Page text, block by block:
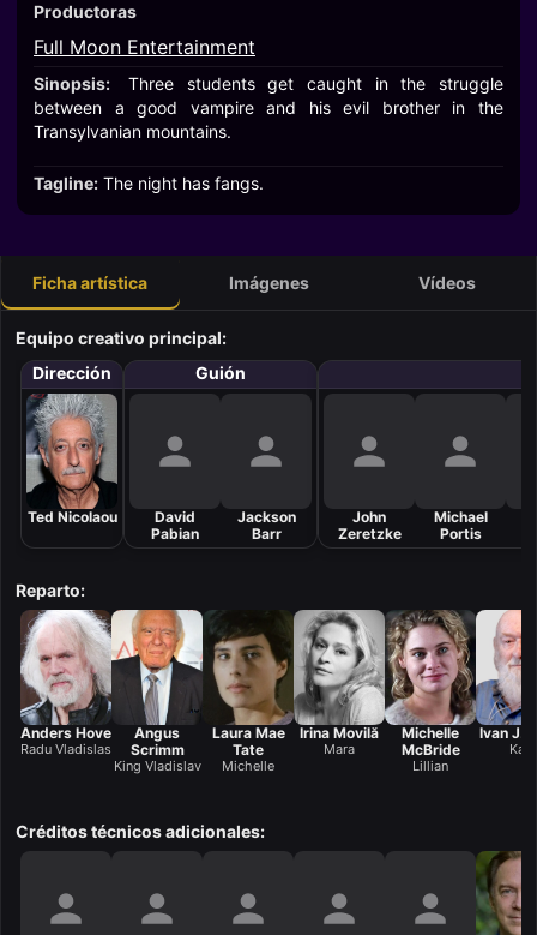
Productoras
Full Moon Entertainment
Sinopsis:
Three students get caught in the struggle
between a good vampire and his evil brother in the
Transylvanian mountains.
Tagline: The night has fangs.
Ficha artística Imágenes Vídeos
Equipo creativo principal:
Dirección
Ted Nicolaou
Guión
David
Pabian
Jackson
Barr
John
Zeretzke
Michael
Portis
Reparto:
Anders Hove
Radu Vladislas
Angus
Scrimm
King Vladislav
Laura Mae
Tate
Michelle
Irina Movilă
Mara
Michelle
McBride
Lillian
Ivan J.
Karl
Créditos técnicos adicionales: